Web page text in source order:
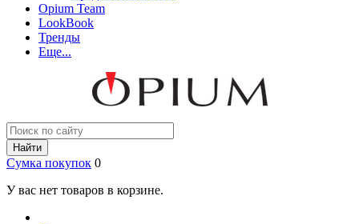
Opium Team
LookBook
Тренды
Еще...
Найти
Сумка покупок 0
У вас нет товаров в корзине.